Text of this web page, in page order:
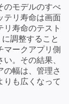
のモデルのすべ
テリ寿命は画面
寿命のテスト
調整すること
マークアプリ側
。その結果、
幅は、管理さ
りも広くなって